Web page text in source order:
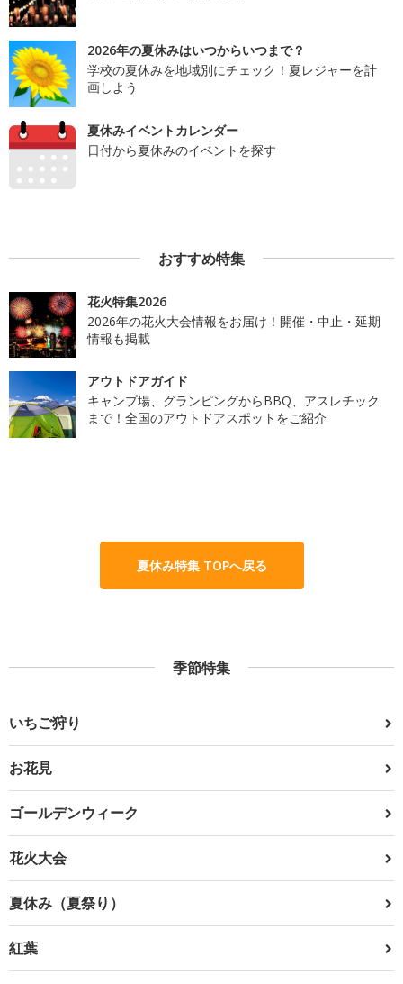
2026年の夏休みはいつからいつまで？
学校の夏休みを地域別にチェック！夏レジャーを計
画しよう
夏休みイベントカレンダー
日付から夏休みのイベントを探す
おすすめ特集
花火特集2026
2026年の花火大会情報をお届け！開催・中止・延期
情報も掲載
アウトドアガイド
キャンプ場、グランピングからBBQ、アスレチック
まで！全国のアウトドアスポットをご紹介
夏休み特集 TOPへ戻る
季節特集
いちご狩り
お花見
ゴールデンウィーク
花火大会
夏休み（夏祭り）
紅葉